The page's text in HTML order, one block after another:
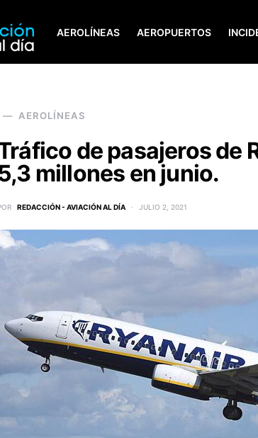
AEROLÍNEAS AEROPUERTOS
AEROLÍNEAS
de pasajeros de
millones en junio.
REDACCIÓN - AVIACIÓN AL DÍA JULIO 2, 2021